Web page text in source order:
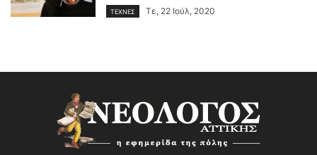
ΤΕΧΝΕΣ Τε, 22 Ιούλ, 2020